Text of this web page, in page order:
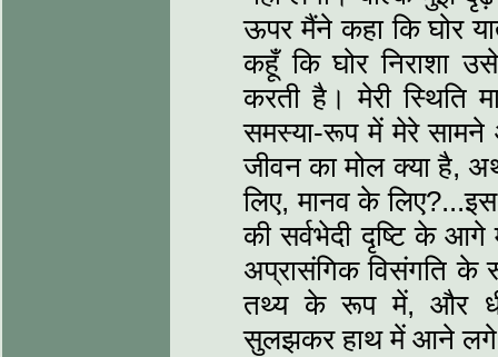
ऊपर मैंने कहा कि घोर
कहूँ कि घोर निराशा
करती है। मेरी स्थिति
समस्या-रूप में मेरे
जीवन का मोल क्या है,
लिए, मानव के
की सर्वभेदी दृष्टि के
अप्रासंगिक विसंगति
तथ्य के रूप में, और
सुलझकर हाथ में आने